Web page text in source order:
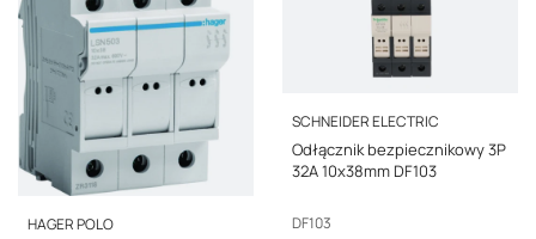
PRODUCENT
HAGER POLO
PRODUCENT
SCHNEIDER ELECTRIC
Odłącznik bezpiecznikowy 3P
32A 10x38mm DF103
Kod producenta
DF103